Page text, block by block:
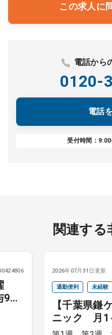
この求人に
電話から
0120-
電話
受付時間：9:00
関連する
～
2026年07月31日更新
通勤便利 未経験
【千葉県鎌
ニック 月
保健指定医